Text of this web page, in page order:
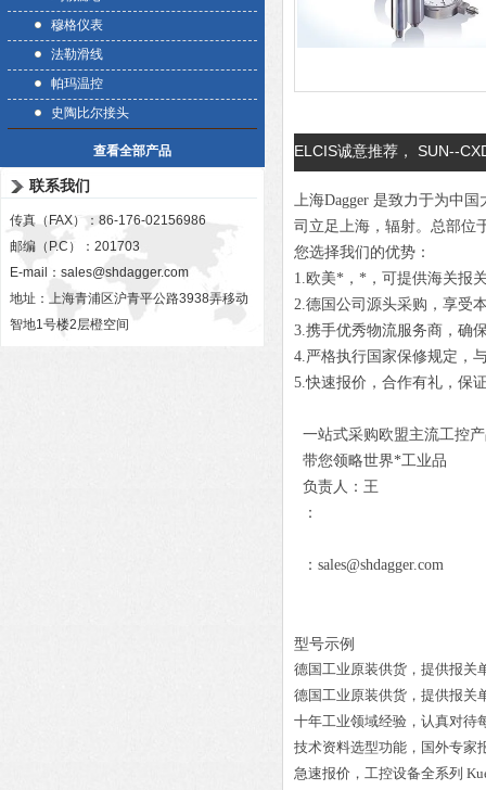
穆格仪表
法勒滑线
帕玛温控
史陶比尔接头
查看全部产品
联系我们
传真（FAX）：86-176-02156986
邮编（P.C）：201703
E-mail： sales@shdagger.com
地址：上海青浦区沪青平公路3938弄移动
智地1号楼2层橙空间
ELCIS诚意推荐， SUN--
上海Dagger 是致力于为中
司立足上海，辐射。总部位
您选择我们的优势：
1.欧美*，*，可提供海关报
2.德国公司源头采购，享受
3.携手优秀物流服务商，确
4.严格执行国家保修规定，
5.快速报价，合作有礼，保
一站式采购欧盟主流工控
带您领略世界*工业品
负责人：王
：
：sales@shdagger.com
型号示例
德国工业原装供货，提供报关
德国工业原装供货，提供报关
十年工业领域经验，认真对待
技术资料选型功能，国外专家
急速报价，工控设备全系列